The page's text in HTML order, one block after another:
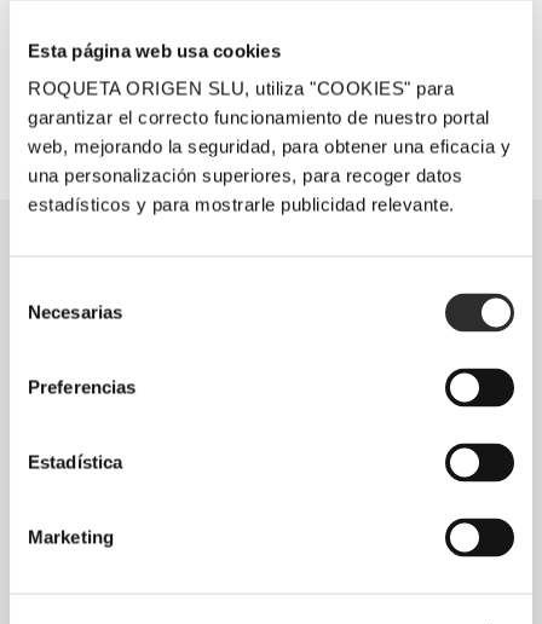
Esta página web usa cookies
ROQUETA ORIGEN SLU, utiliza "COOKIES" para
garantizar el correcto funcionamiento de nuestro portal
web, mejorando la seguridad, para obtener una eficacia y
una personalización superiores, para recoger datos
estadísticos y para mostrarle publicidad relevante.
Necesarias
Preferencias
Estadística
Marketing
visites@lafou.net |+34 689 211 408